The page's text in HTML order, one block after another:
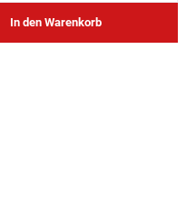
In den Warenkorb